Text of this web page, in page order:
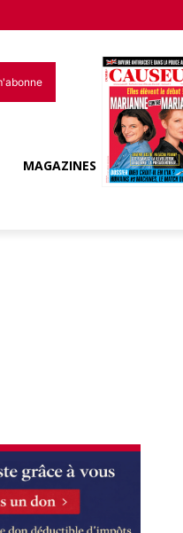
MAGAZINES